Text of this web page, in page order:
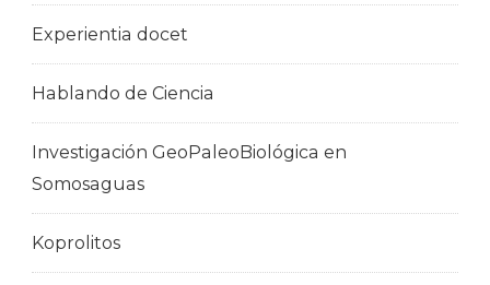
Experientia docet
Hablando de Ciencia
Investigación GeoPaleoBiológica en
Somosaguas
Koprolitos